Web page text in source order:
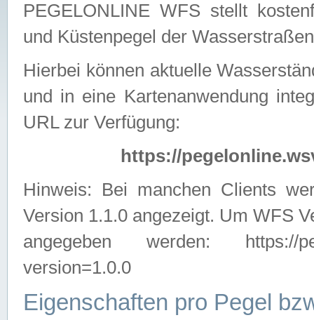
PEGELONLINE WFS stellt
und Küstenpegel der
Hierbei können aktuelle
und in eine Kartenanwendung
URL zur Verfügung:
https://
Hinweis: Bei manchen Clients
Version 1.1.0 angezeigt. Um WFS
angegeben werden: https://
version=1.0.0
Eigenschaften pro Pegel